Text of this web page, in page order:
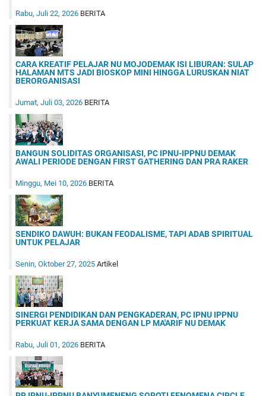
Rabu, Juli 22, 2026 BERITA
CARA KREATIF PELAJAR NU MOJODEMAK ISI LIBURAN: SULAP
HALAMAN MTS JADI BIOSKOP MINI HINGGA LURUSKAN NIAT
BERORGANISASI
Jumat, Juli 03, 2026 BERITA
BANGUN SOLIDITAS ORGANISASI, PC IPNU-IPPNU DEMAK
AWALI PERIODE DENGAN FIRST GATHERING DAN PRA RAKER
Minggu, Mei 10, 2026 BERITA
SENDIKO DAWUH: BUKAN FEODALISME, TAPI ADAB SPIRITUAL
UNTUK PELAJAR
Senin, Oktober 27, 2025 Artikel
SINERGI PENDIDIKAN DAN PENGKADERAN, PC IPNU IPPNU
PERKUAT KERJA SAMA DENGAN LP MA'ARIF NU DEMAK
Rabu, Juli 01, 2026 BERITA